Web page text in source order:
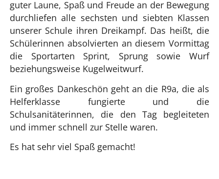
guter Laune, Spaß und Freude an der Bewegung
durchliefen alle sechsten und siebten Klassen
unserer Schule ihren Dreikampf. Das heißt, die
Schülerinnen absolvierten an diesem Vormittag
die Sportarten Sprint, Sprung sowie Wurf
beziehungsweise Kugelweitwurf.
Ein großes Dankeschön geht an die R9a, die als
Helferklasse fungierte und die
Schulsanitäterinnen, die den Tag begleiteten
und immer schnell zur Stelle waren.
Es hat sehr viel Spaß gemacht!